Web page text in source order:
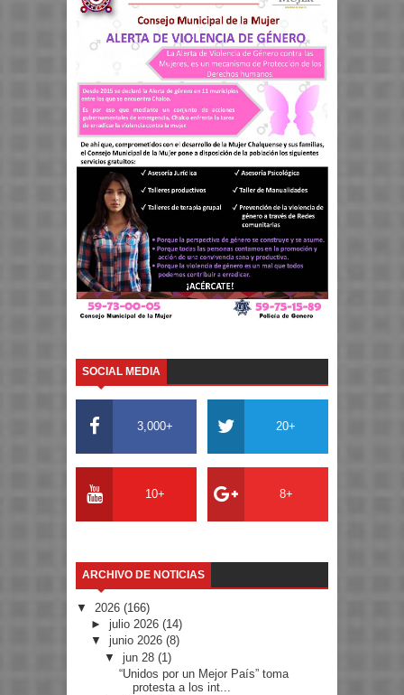
SOCIAL MEDIA
3,000+ 20+
10+ 8+
ARCHIVO DE NOTICIAS
▼ 2026 (166)
► julio 2026 (14)
▼ junio 2026 (8)
▼jun 28(1)
“Unidos por un Mejor País” toma
protesta a los int...